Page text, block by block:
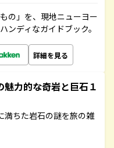
の」を、現地ニューヨー
ディなガイドブック。
詳細を見る
力的な奇岩と巨石１
満ちた岩石の謎を旅の雑